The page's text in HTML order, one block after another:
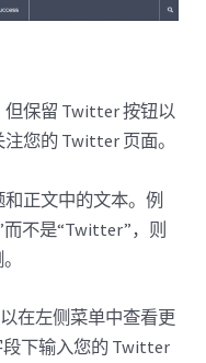
保留 Twitter 按钮以
您的 Twitter 页面。
正文中的文本。例
不是“Twitter”，则
在左侧菜单中查看更
段下输入您的 Twitter